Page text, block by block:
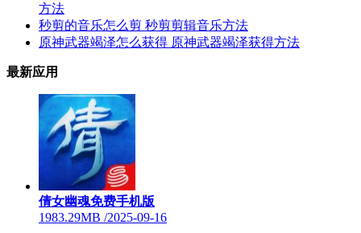
方法
秒剪的音乐怎么剪 秒剪剪辑音乐方法
原神武器竭泽怎么获得 原神武器竭泽获得方法
最新应用
倩女幽魂免费手机版
1983.29MB /2025-09-16